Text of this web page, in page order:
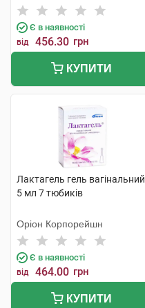
Є в наявності
від 456.30 грн
КУПИТИ
Лактагель гель вагінальний
5 мл 7 тюбиків
Оріон Корпорейшн
Є в наявності
від 464.00 грн
КУПИТИ